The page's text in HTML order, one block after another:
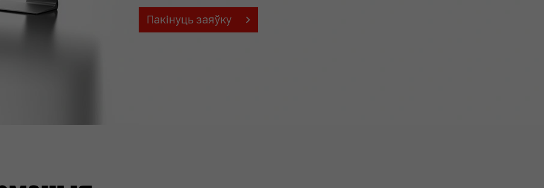
Пакінуць заяўку